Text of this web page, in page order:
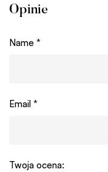
Opinie
Name *
Email *
Twoja ocena: